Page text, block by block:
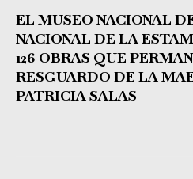
EL MUSEO NACIONAL
NACIONAL DE LA
126 OBRAS QUE
RESGUARDO DE LA
PATRICIA SALAS